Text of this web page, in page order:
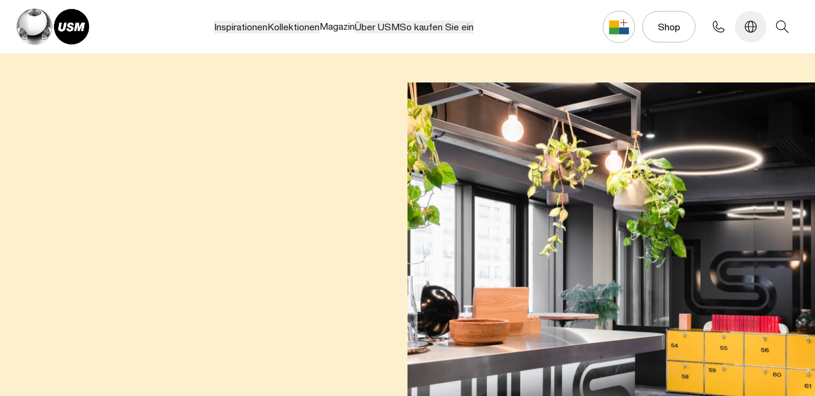
InspirationenKollektionenMagazinÜber USMSo kaufen Sie ein Konfigurator Shop